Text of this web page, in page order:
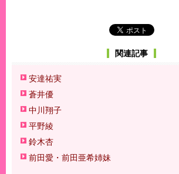
関連記事
安達祐実
蒼井優
中川翔子
平野綾
鈴木杏
前田愛・前田亜希姉妹